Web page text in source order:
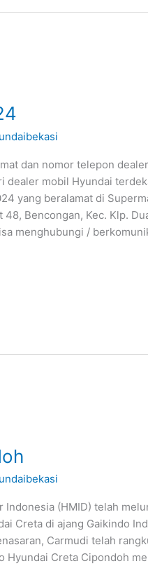
dan nomor telepon
dealer mobil Hyundai
yang beralamat di
Bencongan, Kec. Klp.
menghubungi /
(HMID) telah
Creta di ajang Gaikindo
Carmudi telah
Hyundai Creta Cipondoh